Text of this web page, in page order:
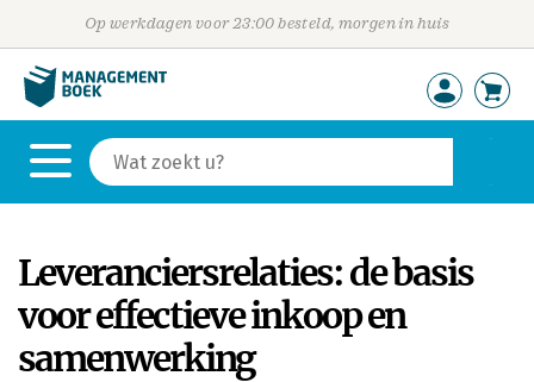
Op werkdagen voor 23:00 besteld, morgen in huis
Leveranciersrelaties: de basis
voor effectieve inkoop en
samenwerking